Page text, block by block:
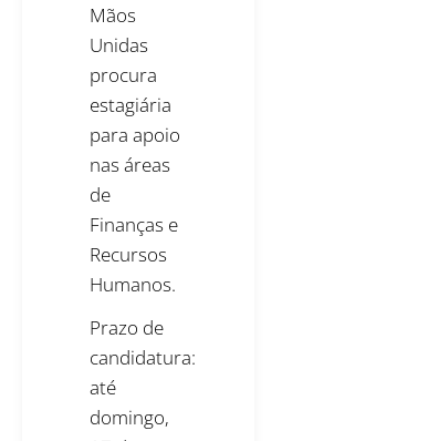
Mãos
Unidas
procura
estagiária
para apoio
nas áreas
de
Finanças e
Recursos
Humanos.
Prazo de
candidatura:
até
domingo,